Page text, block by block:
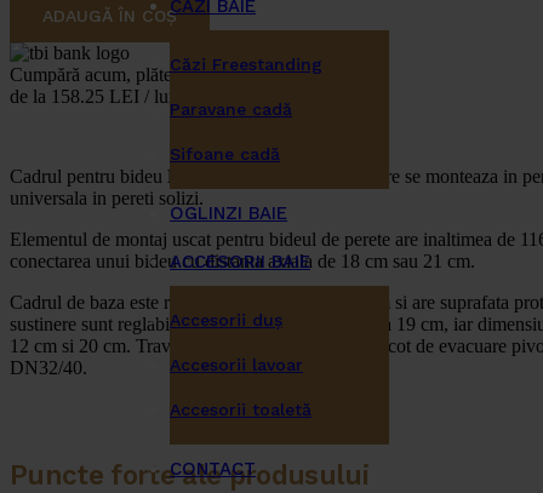
CĂZI BAIE
Căzi Freestanding
Paravane cadă
Sifoane cadă
OGLINZI BAIE
ACCESORII BAIE
Accesorii duş
Accesorii lavoar
Accesorii toaletă
CONTACT
ADAUGĂ ÎN COȘ
Cumpără acum, plătește mai târziu
de la 158.25 LEI / lună
Cadrul pentru bideu LIV-FIX
este un element care se monteaza in
universala in pereti solizi.
Elementul de montaj uscat pentru bideul de perete are inaltimea de
conectarea unui bideu cu distanta axiala de 18 cm sau 21 cm.
Cadrul de baza este realizat din profile 40×40 mm si are suprafata
sustinere sunt reglabile pe inaltime, de la 0 pana la 19 cm, iar
12 cm si 20 cm. Traversa reglabila pe inaltime cu cot de evacuare
DN32/40.
Puncte forte ale produsului